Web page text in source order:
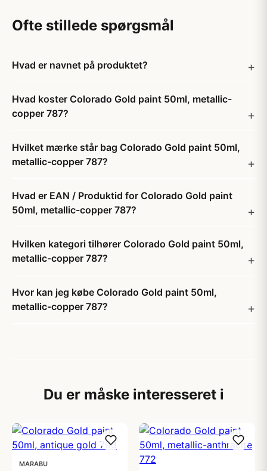
Ofte stillede spørgsmål
Hvad er navnet på produktet?
Hvad koster Colorado Gold paint 50ml, metallic-
copper 787?
Hvilket mærke står bag Colorado Gold paint 50ml,
metallic-copper 787?
Hvad er EAN / Produktid for Colorado Gold paint
50ml, metallic-copper 787?
Hvilken kategori tilhører Colorado Gold paint 50ml,
metallic-copper 787?
Hvor kan jeg købe Colorado Gold paint 50ml,
metallic-copper 787?
Du er måske interesseret i
MARABU